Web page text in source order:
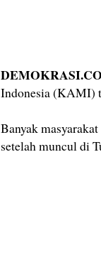
Indonesia (KAMI)
Banyak
setelah muncul di